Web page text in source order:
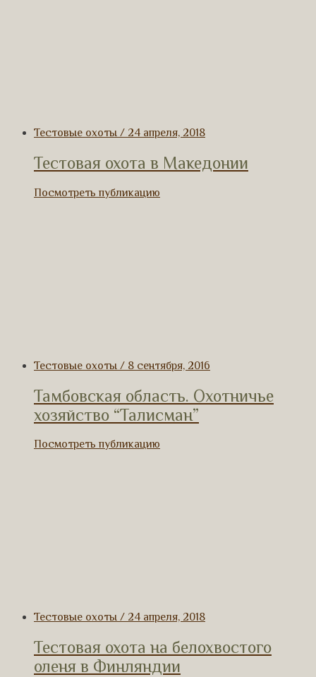
Тестовые охоты / 24 апреля, 2018
Тестовая охота в Македонии
Посмотреть публикацию
Тестовые охоты / 8 сентября, 2016
Тамбовская область. Охотничье
хозяйство “Талисман”
Посмотреть публикацию
Тестовые охоты / 24 апреля, 2018
Тестовая охота на белохвостого
оленя в Финляндии